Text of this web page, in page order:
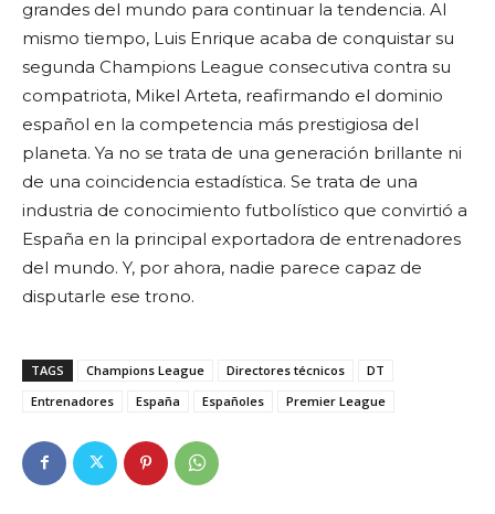
grandes del mundo para continuar la tendencia. Al
mismo tiempo, Luis Enrique acaba de conquistar su
segunda Champions League consecutiva contra su
compatriota, Mikel Arteta, reafirmando el dominio
español en la competencia más prestigiosa del
planeta. Ya no se trata de una generación brillante ni
de una coincidencia estadística. Se trata de una
industria de conocimiento futbolístico que convirtió a
España en la principal exportadora de entrenadores
del mundo. Y, por ahora, nadie parece capaz de
disputarle ese trono.
TAGS Champions League Directores técnicos
DT
Entrenadores
España Españoles Premier League